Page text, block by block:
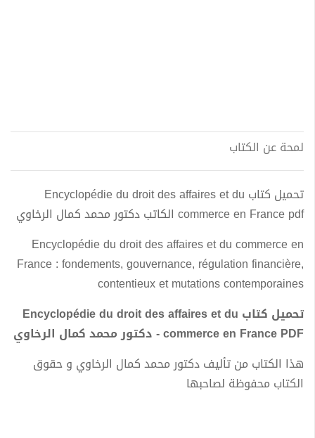
لمحة عن الكتاب
تحميل كتاب Encyclopédie du droit des affaires et du
commerce en France pdf الكاتب دكتور محمد كمال الرخاوي
Encyclopédie du droit des affaires et du commerce en
France : fondements, gouvernance, régulation financière,
contentieux et mutations contemporaines
تحميل كتاب Encyclopédie du droit des affaires et du
commerce en France PDF - دكتور محمد كمال الرخاوي
هذا الكتاب من تأليف دكتور محمد كمال الرخاوي و حقوق
الكتاب محفوظة لصاحبها